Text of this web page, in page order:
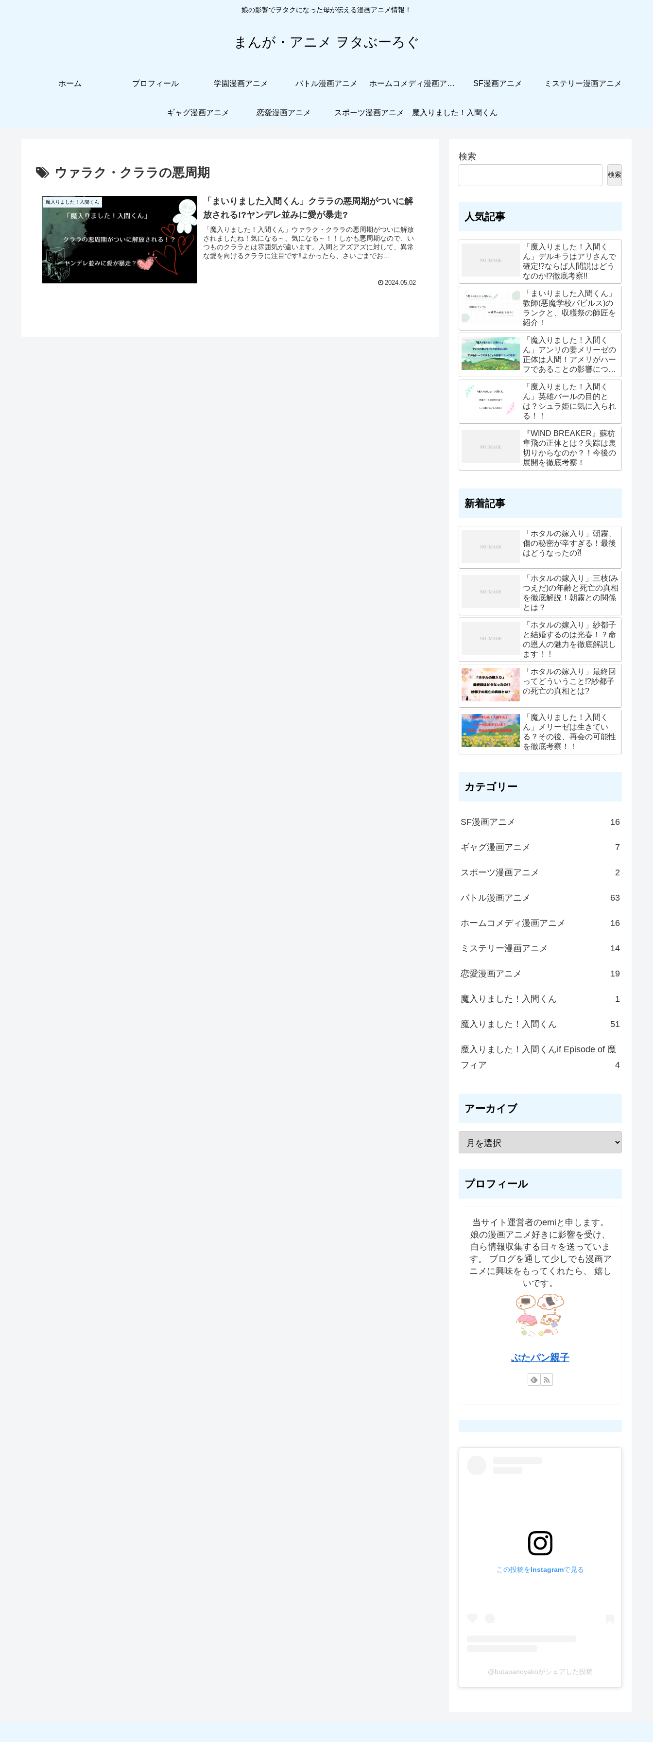
娘の影響でヲタクになった母が伝える漫画アニメ情報！
まんが・アニメ ヲタぶーろぐ
ホーム プロフィール 学園漫画アニメ バトル漫画アニメ ホームコメディ漫画アニメ SF漫画アニメ ミステリー漫画アニメ
ギャグ漫画アニメ 恋愛漫画アニメ スポーツ漫画アニメ 魔入りました！入間くん
ウァラク・クララの悪周期
魔入りました！入間くん
「まいりました入間くん」クララの悪周期がついに解
放される!?ヤンデレ並みに愛が暴走?
「魔入りました！入間くん」ウァラク・クララの悪周期がついに解放
されましたね！気になる～、気になる～！！しかも悪周期なので、い
つものクララとは雰囲気が違います。入間とアズアズに対して、異常
な愛を向けるクララに注目です‼よかったら、さいごまでお...
2024.05.02
検索
検索
人気記事
「魔入りました！入間く
ん」デルキラはアリさんで
確定!?ならば人間説はどう
なのか!?徹底考察!!
「まいりました入間くん」
教師(悪魔学校バビルス)の
ランクと、収穫祭の師匠を
紹介！
「魔入りました！入間く
ん」アンリの妻メリーゼの
正体は人間！アメリがハー
フであることの影響につい
て考察！
「魔入りました！入間く
ん」英雄バールの目的と
は？シュラ姫に気に入られ
る！！
『WIND BREAKER』蘇枋
隼飛の正体とは？失踪は裏
切りからなのか？！今後の
展開を徹底考察！
新着記事
「ホタルの嫁入り」朝霧、
傷の秘密が辛すぎる！最後
はどうなったの⁈
「ホタルの嫁入り」三枝(み
つえだ)の年齢と死亡の真相
を徹底解説！朝霧との関係
とは？
「ホタルの嫁入り」紗都子
と結婚するのは光春！？命
の恩人の魅力を徹底解説し
ます！！
「ホタルの嫁入り」最終回
ってどういうこと!?紗都子
の死亡の真相とは?
「魔入りました！入間く
ん」メリーゼは生きてい
る？その後、再会の可能性
を徹底考察！！
カテゴリー
SF漫画アニメ 16
ギャグ漫画アニメ 7
スポーツ漫画アニメ 2
バトル漫画アニメ 63
ホームコメディ漫画アニメ 16
ミステリー漫画アニメ 14
恋愛漫画アニメ 19
魔入りました！入間くん 1
魔入りました！入間くん 51
魔入りました！入間くんif Episode of 魔
フィア
4
アーカイブ
プロフィール
当サイト運営者のemiと申します。
娘の漫画アニメ好きに影響を受け、
自ら情報収集する日々を送っていま
す。 ブログを通して少しでも漫画ア
ニメに興味をもってくれたら、 嬉し
いです。
ぶたパン親子
この投稿をInstagramで見る
@butapanoyakoがシェアした投稿